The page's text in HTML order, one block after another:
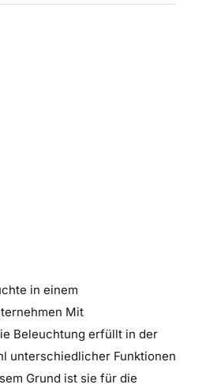
in einem
Mit
Beleuchtung erfüllt in der
unterschiedlicher Funktionen
Grund ist sie für die